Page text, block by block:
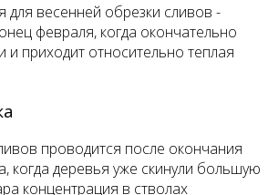
весенней обрезки сливов -
февраля, когда окончательно
и приходит относительно теплая
проводится после окончания
когда деревья уже скинули большую
концентрация в стволах